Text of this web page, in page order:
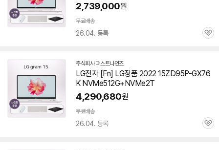
이
2,739,000원
무료배송
26.04. 등록
관
주식회사 퍼스트나인즈네
이
버
페
이
LG전자 [Fn] LG정품 2022 15ZD95P-GX76
K NVMe512G+NVMe2T
4,290,680원
무료배송
26.04. 등록
관